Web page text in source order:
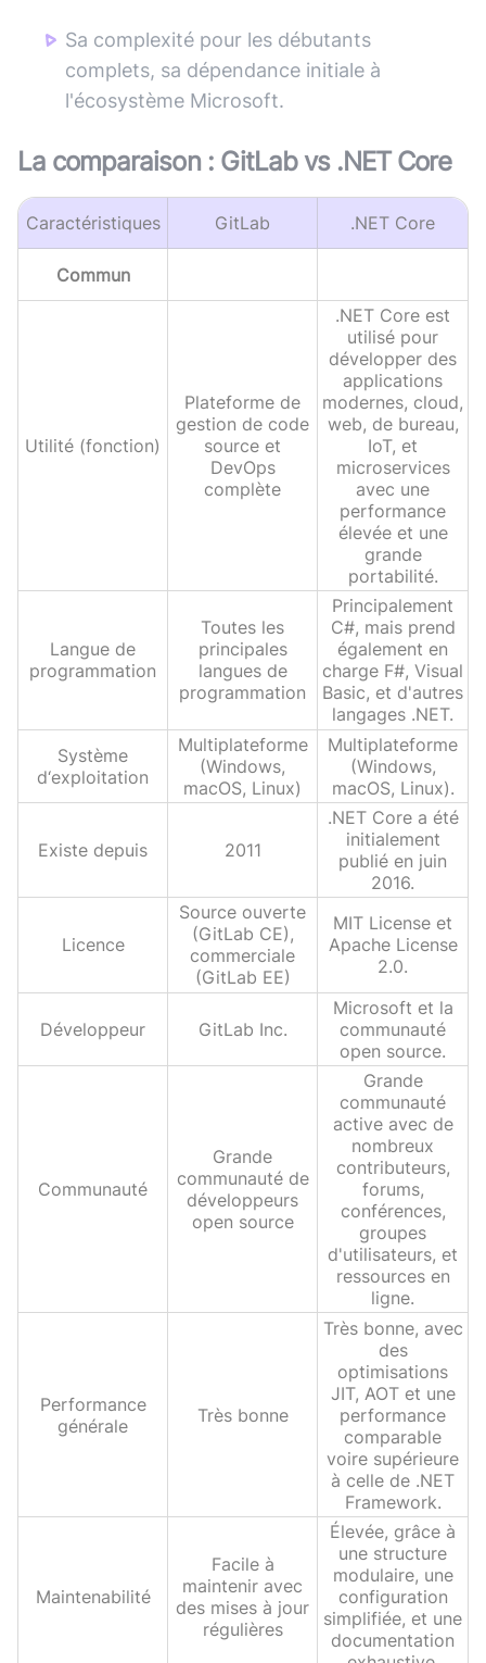
Sa complexité pour les débutants
complets, sa dépendance initiale à
l'écosystème Microsoft.
La comparaison : GitLabvs .NET Core
Caractéristiques GitLab .NET Core
Commun
Utilité (fonction)
Plateforme de
gestion de code
source et
DevOps
complète
.NET Core est
utilisé pour
développer des
applications
modernes, cloud,
web, de bureau,
IoT, et
microservices
avec une
performance
élevée et une
grande
portabilité.
Langue de
programmation
Toutes les
principales
langues de
programmation
Principalement
C#, mais prend
également en
charge F#, Visual
Basic, et d'autres
langages .NET.
Système
d‘exploitation
Multiplateforme
(Windows,
macOS, Linux)
Multiplateforme
(Windows,
macOS, Linux).
Existe depuis 2011
.NET Core a été
initialement
publié en juin
2016.
Licence
Source ouverte
(GitLab CE),
commerciale
(GitLab EE)
MIT License et
Apache License
2.0.
Développeur GitLab Inc.
Microsoft et la
communauté
open source.
Communauté
Grande
communauté de
développeurs
open source
Grande
communauté
active avec de
nombreux
contributeurs,
forums,
conférences,
groupes
d'utilisateurs, et
ressources en
ligne.
Performance
générale
Très bonne
Très bonne, avec
des
optimisations
JIT, AOT et une
performance
comparable
voire supérieure
à celle de .NET
Framework.
Maintenabilité
Facile à
maintenir avec
des mises à jour
régulières
Élevée, grâce à
une structure
modulaire, une
configuration
simplifiée, et une
documentation